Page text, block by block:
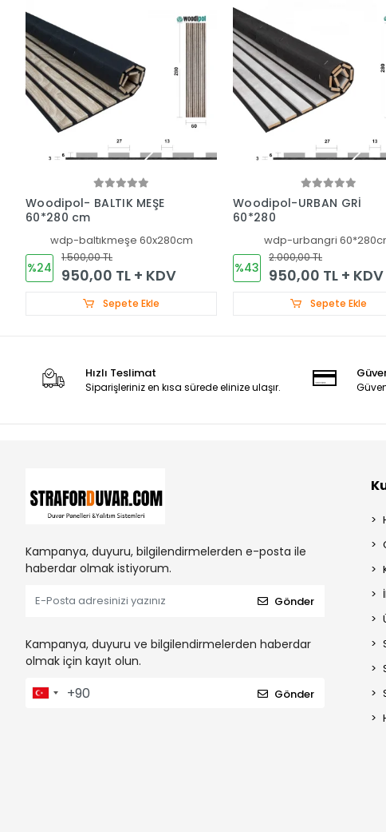
Woodipol- BALTIK MEŞE
60*280 cm
wdp-baltıkmeşe 60x280cm
%24
1.500,00 TL
950,00 TL + KDV
Sepete Ekle
Woodipol-URBAN GRİ
60*280
wdp-urbangri
%43
2.000,00 TL
950,00 TL + KDV
Sepete Ekle
Hızlı Teslimat
Siparişleriniz en kısa sürede elinize ulaşır.
Kampanya, duyuru, bilgilendirmelerden e-posta ile
haberdar olmak istiyorum.
Gönder
Kampanya, duyuru ve bilgilendirmelerden haberdar
olmak için kayıt olun.
Gönder